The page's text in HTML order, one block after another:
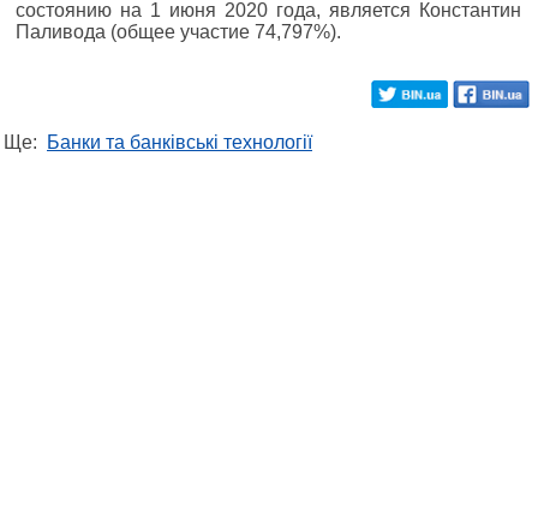
состоянию на 1 июня 2020 года, является Константин
Паливода (общее участие 74,797%).
Ще: Банки та банківські технології